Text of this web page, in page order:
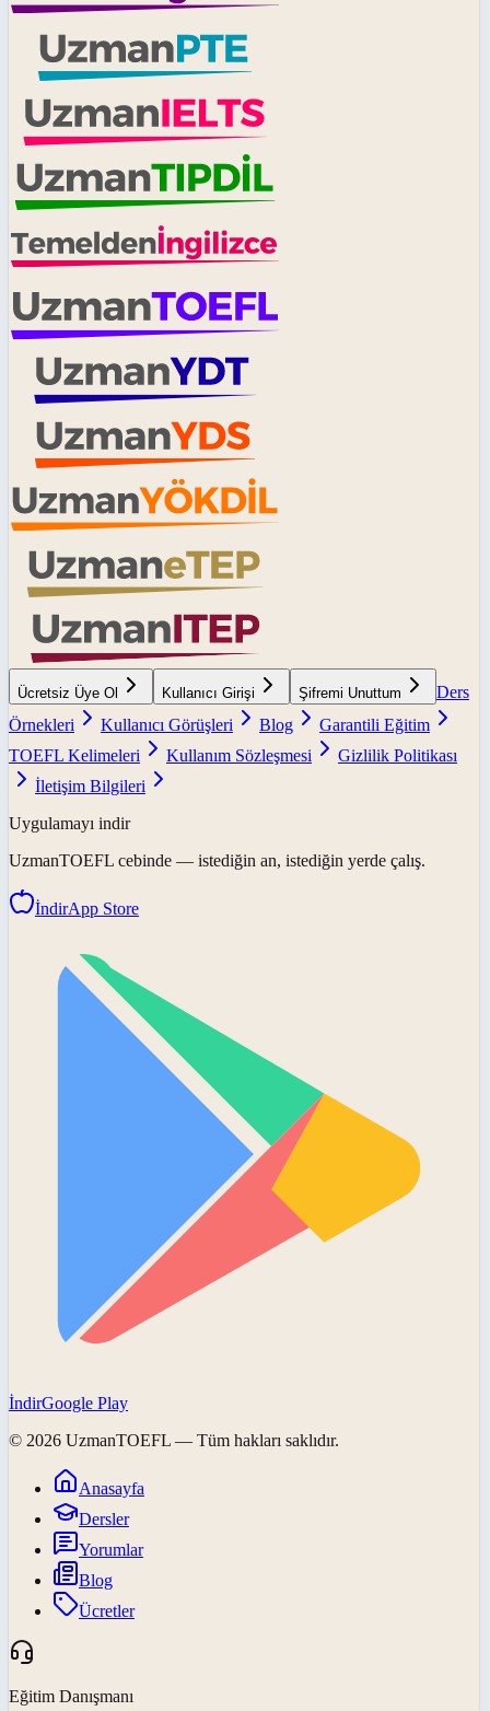
Ücretsiz Üye Ol Kullanıcı Girişi Şifremi Unuttum
Ders
Örnekleri
Kullanıcı Görüşleri Blog
Garantili Eğitim
TOEFL Kelimeleri
Kullanım Sözleşmesi
Gizlilik Politikası
İletişim Bilgileri
Uygulamayı indir
UzmanTOEFL cebinde — istediğin an, istediğin yerde çalış.
İndirApp Store
İndirGoogle Play
© 2026 UzmanTOEFL — Tüm hakları saklıdır.
Anasayfa
Dersler
Yorumlar
Blog
Ücretler
Eğitim Danışmanı